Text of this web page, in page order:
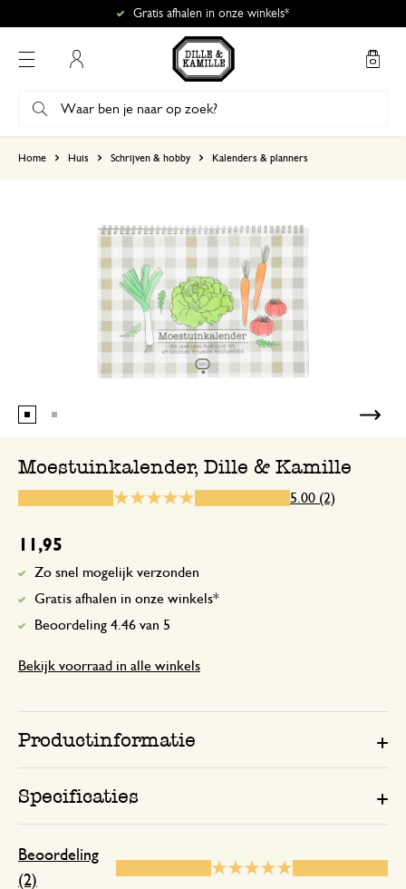
Gratis afhalen in onze winkels*
Home Huis Schrijven & hobby Kalenders & planners
Moestuinkalender, Dille & Kamille
5.00 (2)
11,95
Zo snel mogelijk verzonden
Gratis afhalen in onze winkels*
Beoordeling 4.46 van 5
Bekijk voorraad in alle winkels
Productinformatie
Specificaties
Beoordeling
(2)
1
20 november 2025